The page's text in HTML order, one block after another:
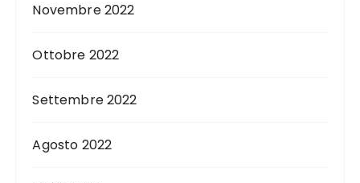
Novembre 2022
Ottobre 2022
Settembre 2022
Agosto 2022